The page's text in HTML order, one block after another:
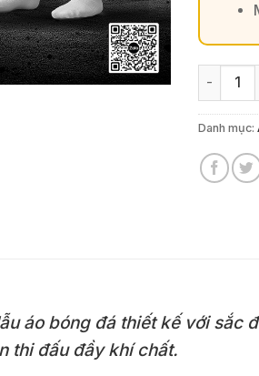
Áo
Danh mục:
áo bóng đá thiết kế với sắc
thi đấu đầy khí chất.